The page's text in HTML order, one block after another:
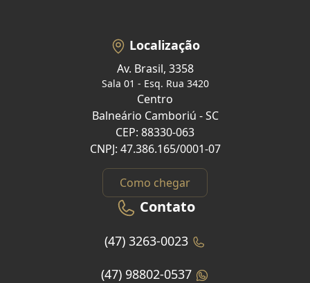
Localização
Av. Brasil, 3358
Sala 01 - Esq. Rua 3420
Centro
Balneário Camboriú - SC
CEP: 88330-063
CNPJ: 47.386.165/0001-07
Como chegar
Contato
(47) 3263-0023
(47) 98802-0537